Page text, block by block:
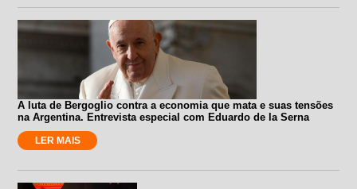
A luta de Bergoglio contra a economia que mata e suas tensões
na Argentina. Entrevista especial com Eduardo de la Serna
LER MAIS